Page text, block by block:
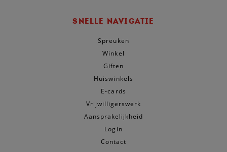
SNELLE NAVIGATIE
Spreuken
Winkel
Giften
Huiswinkels
E-cards
Vrijwilligerswerk
Aansprakelijkheid
Login
Contact